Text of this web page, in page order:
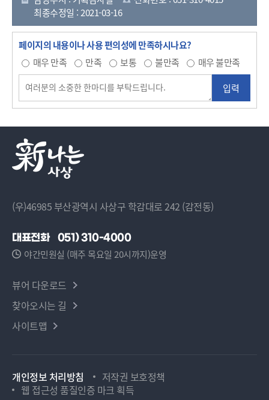
최종수정일 : 2021-03-16
페이지의 내용이나 사용 편의성에 만족하시나요?
매우 만족
만족 보통 불만족 매우 불만족
(우)46985 부산광역시 사상구 학감대로 242 (감전동)
대표전화
051) 310-4000
야간민원실 (매주 목요일 20시까지)운영
뷰어 다운로드
찾아오시는 길
사이트맵
개인정보 처리방침
저작권 보호정책
웹 접근성 품질인증 마크 획득